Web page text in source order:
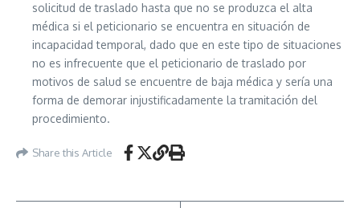
solicitud de traslado hasta que no se produzca el alta
médica si el peticionario se encuentra en situación de
incapacidad temporal, dado que en este tipo de situaciones
no es infrecuente que el peticionario de traslado por
motivos de salud se encuentre de baja médica y sería una
forma de demorar injustificadamente la tramitación del
procedimiento.
Share this Article